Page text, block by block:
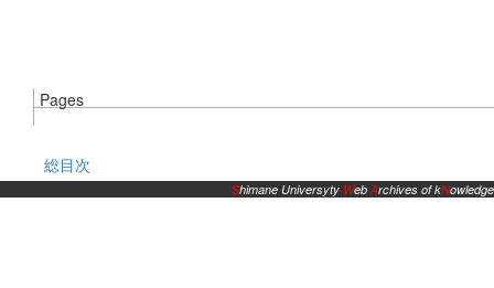
Pages
総目次
Shimane Universyty WebArchives of kNowledge